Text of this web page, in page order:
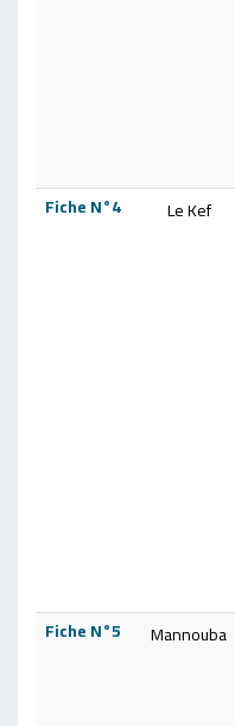
Le Kef
Fiche N°4
Mannouba
Fiche N°5